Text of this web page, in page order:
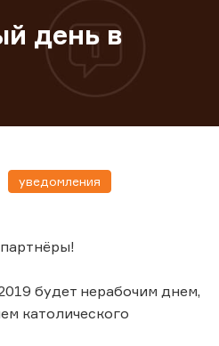
день в
уведомления
будет нерабочим днем,
католического